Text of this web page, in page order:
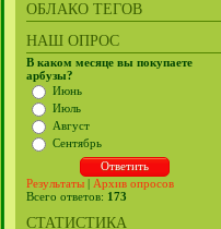
ОБЛАКО ТЕГОВ
НАШ ОПРОС
В каком месяце вы покупаете
арбузы?
Июнь
Июль
Август
Сентябрь
Результаты | Архив опросов
Всего ответов: 173
СТАТИСТИКА